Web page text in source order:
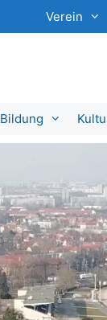
Verein
Bildung